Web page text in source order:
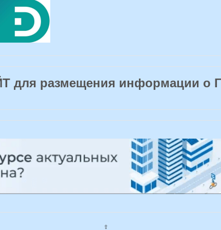
размещения информации о
⇧